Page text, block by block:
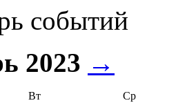
событий
2023 →
Вт
Ср